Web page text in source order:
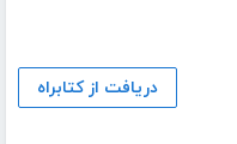
دریافت از کتابراه